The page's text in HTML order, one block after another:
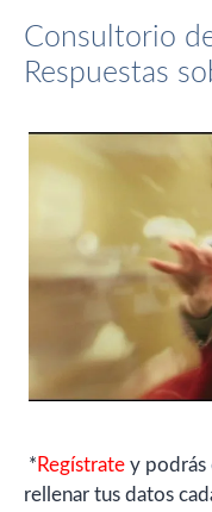
Consultorio
Respuestas
* Regístrate y podrás
rellenar tus datos